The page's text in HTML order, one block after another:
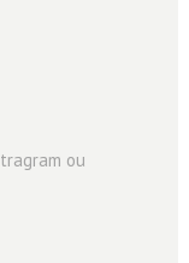
ou